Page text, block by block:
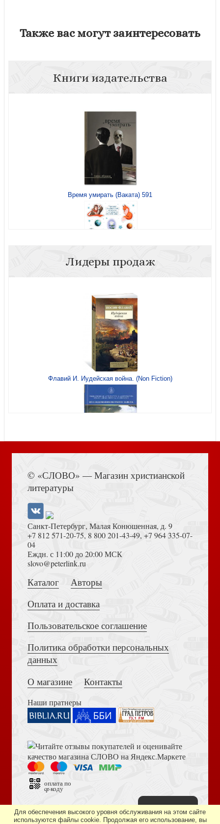
Также вас могут заинтересовать
Книги издательства
Время умирать (Ваката) 591
1002
Календарь «Золотые стихи Библии. Начни свой день со
Слова Божия» настольный. Карточки на подстав 561
Открытка «Русалочка». (Ваката) 923
Открытка «С Днём мужчины» (Лев) 100Х145 мм (Ваката)
Открытка ретро «Это особенный день...», С днем
Разноцветный год. Раскраска со стихами Светланы
Беляевой
Лидеры продаж
Флавий И. Иудейская война. (Non Fiction)
Толкование на Апокалипсис (Тихоний Африканский)
Достоевский Ф.М. Сила и правда России (2024)
© «СЛОВО» — Магазин христианской
литературы
Санкт-Петербург, Малая Конюшенная, д. 9
+7 812 571-20-75, 8 800 201-43-49, +7 964 335-07-
04
Еждн. с 11:00 до 20:00 МСК
slovo@peterlink.ru
Каталог
Авторы
Оплата и доставка
Пользовательское соглашение
Политика обработки персональных
данных
О магазине
Контакты
Наши пратнеры
оплата по
qr-коду
Дизайн сайта —студия «Артминистри»
Для обеспечения высокого уровня обслуживания на этом сайте
используются файлы cookie. Продолжая его использование, вы